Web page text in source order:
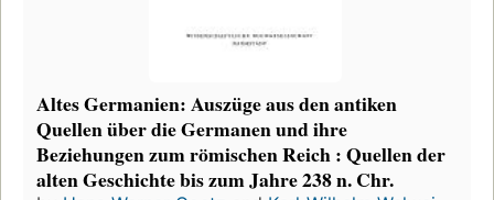
Altes Germanien: Auszüge aus den antiken
Quellen über die Germanen und ihre
Beziehungen zum römischen Reich : Quellen der
alten Geschichte bis zum Jahre 238 n. Chr.